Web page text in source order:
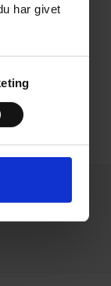
har givet